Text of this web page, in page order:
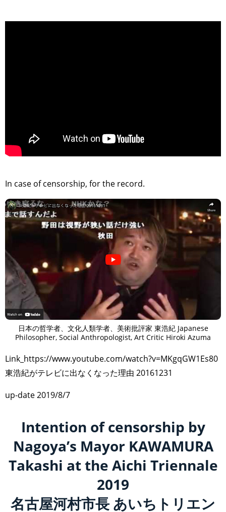
In case of censorship, for the record.
日本の哲学者、文化人類学者、美術批評家 東浩紀 Japanese
Philosopher, Social Anthropologist, Art Critic Hiroki Azuma
Link_https://www.youtube.com/watch?v=MKgqGW1Es80
東浩紀がテレビに出なくなった理由 20161231
up-date 2019/8/7
Intention of censorship by
Nagoya’s Mayor KAWAMURA
Takashi at the Aichi Triennale
2019
名古屋河村市長 あいちトリエン